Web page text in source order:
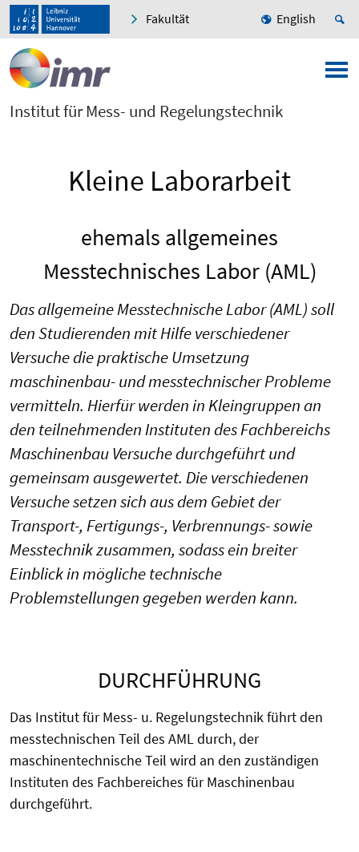
Fakultät English
Institut für Mess- und Regelungstechnik
Kleine Laborarbeit
ehemals allgemeines
Messtechnisches Labor (AML)
Das allgemeine Messtechnische Labor (AML) soll
den Studierenden mit Hilfe verschiedener
Versuche die praktische Umsetzung
maschinenbau- und messtechnischer Probleme
vermitteln. Hierfür werden in Kleingruppen an
den teilnehmenden Instituten des Fachbereichs
Maschinenbau Versuche durchgeführt und
gemeinsam ausgewertet. Die verschiedenen
Versuche setzen sich aus dem Gebiet der
Transport-, Fertigungs-, Verbrennungs- sowie
Messtechnik zusammen, sodass ein breiter
Einblick in mögliche technische
Problemstellungen gegeben werden kann.
DURCHFÜHRUNG
Das Institut für Mess- u. Regelungstechnik führt den
messtechnischen Teil des AML durch, der
maschinentechnische Teil wird an den zuständigen
Instituten des Fachbereiches für Maschinenbau
durchgeführt.